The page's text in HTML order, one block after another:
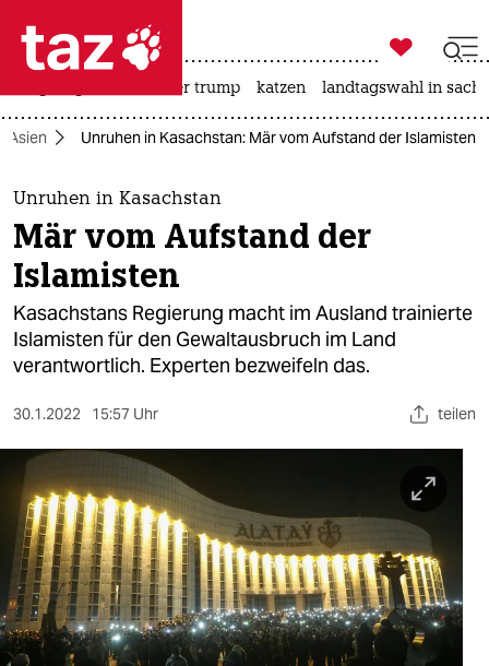
 taz zahl ich
taz zahl ich
themen
politik
öko
gesellschaft
sport
berlin
nord
wahrheit
verlag

taz zahl ich
usa unter trump katzen landtagswahl in
Asien Unruhen in Kasachstan: Mär vom Aufstand der Islamisten
Unruhen in Kasachstan
Mär vom Aufstand der
Islamisten
Kasachstans Regierung macht im Ausland trainierte
Islamisten für den Gewaltausbruch im Land
verantwortlich. Experten bezweifeln das.
30.1.2022 15:57 Uhr teilen